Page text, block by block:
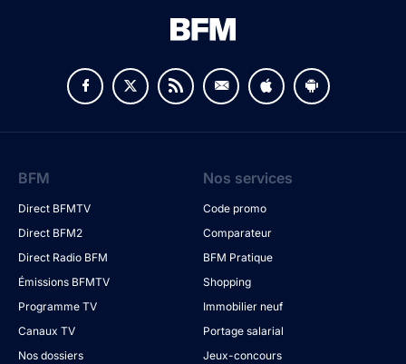
BFM
Direct BFMTV
Direct BFM2
Direct Radio BFM
Émissions BFMTV
Programme TV
Canaux TV
Nos dossiers
Nos services
Code promo
Comparateur
BFM Pratique
Shopping
Immobilier neuf
Portage salarial
Jeux-concours